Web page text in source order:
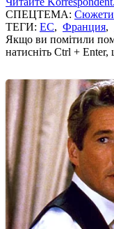
СПЕЦТЕМА: Сюжети
ТЕГИ: ЕС, Франция,
Якщо ви помітили
натисніть Ctrl +